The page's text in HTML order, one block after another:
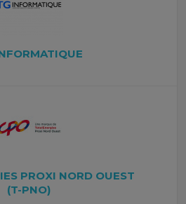
PROXI NORD OUEST
(T-PNO)